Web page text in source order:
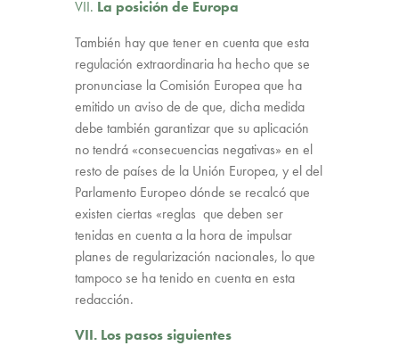
VII. La posición de Europa
También hay que tener en cuenta que esta
regulación extraordinaria ha hecho que se
pronunciase la Comisión Europea que ha
emitido un aviso de de que, dicha medida
debe también garantizar que su aplicación
no tendrá «consecuencias negativas» en el
resto de países de la Unión Europea, y el del
Parlamento Europeo dónde se recalcó que
existen ciertas «reglas que deben ser
tenidas en cuenta a la hora de impulsar
planes de regularización nacionales, lo que
tampoco se ha tenido en cuenta en esta
redacción.
VII. Los pasossiguientes